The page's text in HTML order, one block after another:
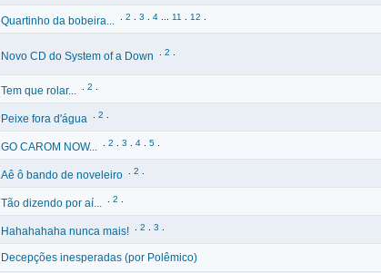
Quartinho da bobeira... 2 3 4 11 12
Novo CD do System of a Down 2
Tem que rolar... 2
Peixe fora d'água 2
GO CAROM NOW... 2 3 4 5
Aê ô bando de noveleiro 2
Tão dizendo por aí... 2
Hahahahaha nunca mais! 2 3
Decepções inesperadas (por Polêmico)